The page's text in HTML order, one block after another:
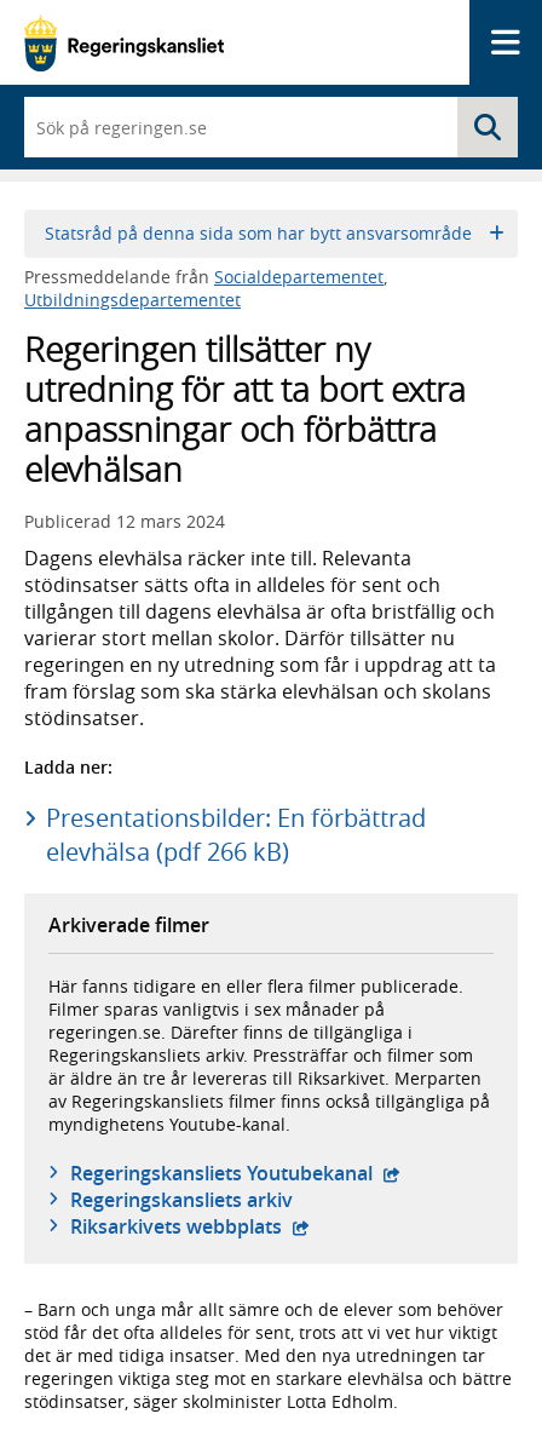
du
börjar
skriva
framträder
lista
med
sökförslag
Statsråd på denna sida som har bytt ansvarsområde
Pressmeddelande från Socialdepartementet
Utbildningsdepartementet
Regeringen tillsätter ny
utredning för att ta bort extra
anpassningar och förbättra
elevhälsan
Publicerad 12 mars 2024
Dagens elevhälsa räcker inte till. Relevanta
stödinsatser sätts ofta in alldeles för sent och
tillgången till dagens elevhälsa är ofta bristfällig och
varierar stort mellan skolor. Därför tillsätter nu
regeringen en ny utredning som får i uppdrag att ta
fram förslag som ska stärka elevhälsan och skolans
stödinsatser.
Ladda ner:
Presentationsbilder: En förbättrad
elevhälsa (pdf 266 kB)
Arkiverade filmer
Här fanns tidigare en eller flera filmer publicerade.
Filmer sparas vanligtvis i sex månader på
regeringen.se. Därefter finns de tillgängliga i
Regeringskansliets arkiv. Pressträffar och filmer som
är äldre än tre år levereras till Riksarkivet. Merparten
av Regeringskansliets filmer finns också tillgängliga på
myndighetens Youtube-kanal.
Regeringskansliets Youtubekanal - extern
Regeringskansliets arkiv
Riksarkivets webbplats - extern webbplats,
– Barn och unga mår allt sämre och de elever som behöver
stöd får det ofta alldeles för sent, trots att vi vet hur viktigt
det är med tidiga insatser. Med den nya utredningen tar
regeringen viktiga steg mot en starkare elevhälsa och bättre
stödinsatser, säger skolminister Lotta Edholm.